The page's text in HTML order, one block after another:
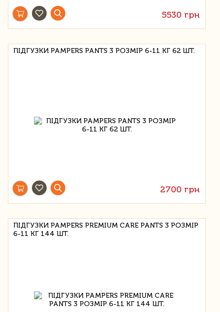
5530 грн
ПІДГУЗКИ PAMPERS PANTS 3 РОЗМІР 6-11 КГ 62 ШТ.
2700 грн
ПІДГУЗКИ PAMPERS PREMIUM CARE PANTS 3 РОЗМІР
6-11 КГ 144 ШТ.